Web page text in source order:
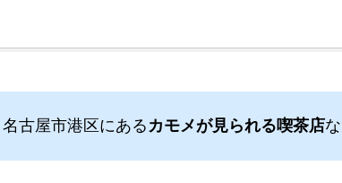
古屋市港区にあるカモメが見られる喫茶店